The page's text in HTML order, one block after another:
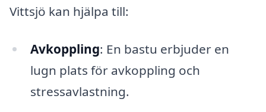
Vittsjö kan hjälpa till:
Avkoppling: En bastu erbjuder en
lugn plats för avkoppling och
stressavlastning.